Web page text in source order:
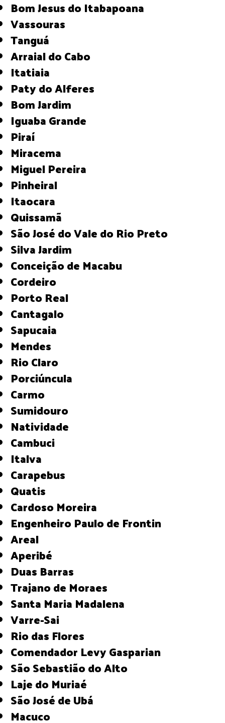
Bom Jesus do Itabapoana
Vassouras
Tanguá
Arraial do Cabo
Itatiaia
Paty do Alferes
Bom Jardim
Iguaba Grande
Piraí
Miracema
Miguel Pereira
Pinheiral
Itaocara
Quissamã
São José do Vale do Rio Preto
Silva Jardim
Conceição de Macabu
Cordeiro
Porto Real
Cantagalo
Sapucaia
Mendes
Rio Claro
Porciúncula
Carmo
Sumidouro
Natividade
Cambuci
Italva
Carapebus
Quatis
Cardoso Moreira
Engenheiro Paulo de Frontin
Areal
Aperibé
Duas Barras
Trajano de Moraes
Santa Maria Madalena
Varre-Sai
Rio das Flores
Comendador Levy Gasparian
São Sebastião do Alto
Laje do Muriaé
São José de Ubá
Macuco